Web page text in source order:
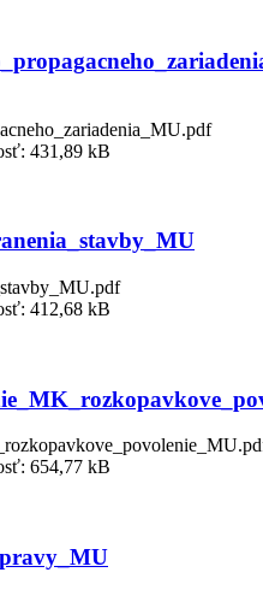
431,89 kB
412,68 kB
654,77 kB